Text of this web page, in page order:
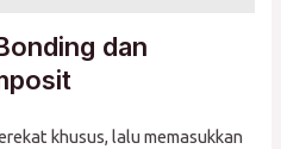
dan
khusus, lalu memasukkan